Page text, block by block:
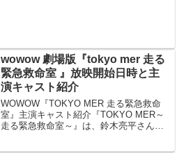
wowow 劇場版『tokyo mer 走る
緊急救命室 』放映開始日時と主
演キャスト紹介
WOWOW『TOKYO MER 走る緊急救命
室』主演キャスト紹介『TOKYO MER～
走る緊急救命室～』は、鈴木亮平さんが